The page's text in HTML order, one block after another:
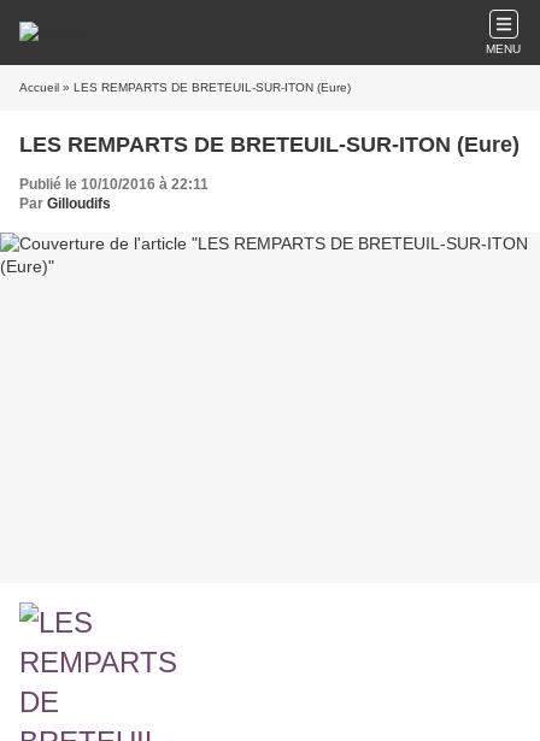
MENU
Accueil » LES REMPARTS DE BRETEUIL-SUR-ITON (Eure)
LES REMPARTS DE BRETEUIL-SUR-ITON (Eure)
Publié le 10/10/2016 à 22:11
Par Gilloudifs